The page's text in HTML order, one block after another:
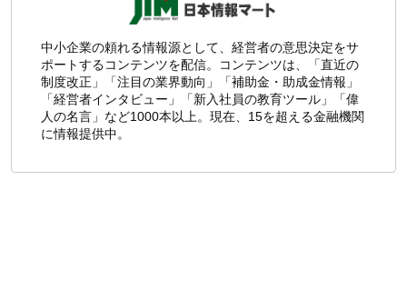
中小企業の頼れる情報源として、経営者の意思決定をサ
ポートするコンテンツを配信。コンテンツは、「直近の
制度改正」「注目の業界動向」「補助金・助成金情報」
「経営者インタビュー」「新入社員の教育ツール」「偉
人の名言」など1000本以上。現在、15を超える金融機関
に情報提供中。